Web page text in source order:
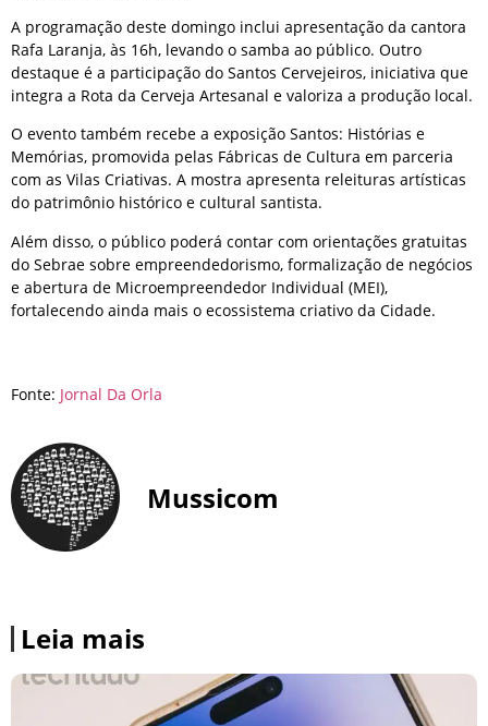
A programação deste domingo inclui apresentação da cantora
Rafa Laranja, às 16h, levando o samba ao público. Outro
destaque é a participação do Santos Cervejeiros, iniciativa que
integra a Rota da Cerveja Artesanal e valoriza a produção local.
O evento também recebe a exposição Santos: Histórias e
Memórias, promovida pelas Fábricas de Cultura em parceria
com as Vilas Criativas. A mostra apresenta releituras artísticas
do patrimônio histórico e cultural santista.
Além disso, o público poderá contar com orientações gratuitas
do Sebrae sobre empreendedorismo, formalização de negócios
e abertura de Microempreendedor Individual (MEI),
fortalecendo ainda mais o ecossistema criativo da Cidade.
Fonte: Jornal Da Orla
Mussicom
Leia mais